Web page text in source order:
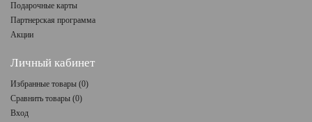
Подарочные карты
Партнерская программа
Акции
Личный кабинет
Избранные товары (0)
Сравнить товары (0)
Вход